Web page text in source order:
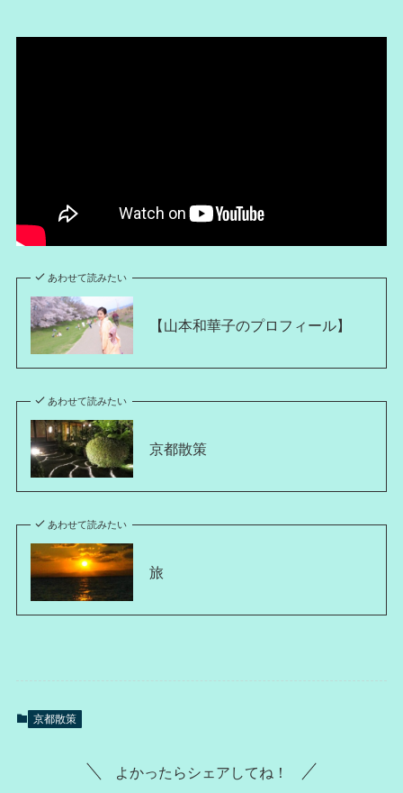
あわせて読みたい
【山本和華子のプロフィール】
あわせて読みたい
京都散策
あわせて読みたい
旅
京都散策
よかったらシェアしてね！